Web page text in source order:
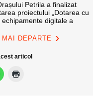
Petrila a finalizat
proiectului „Dotarea cu
echipamente digitale a
DEPARTE
articol